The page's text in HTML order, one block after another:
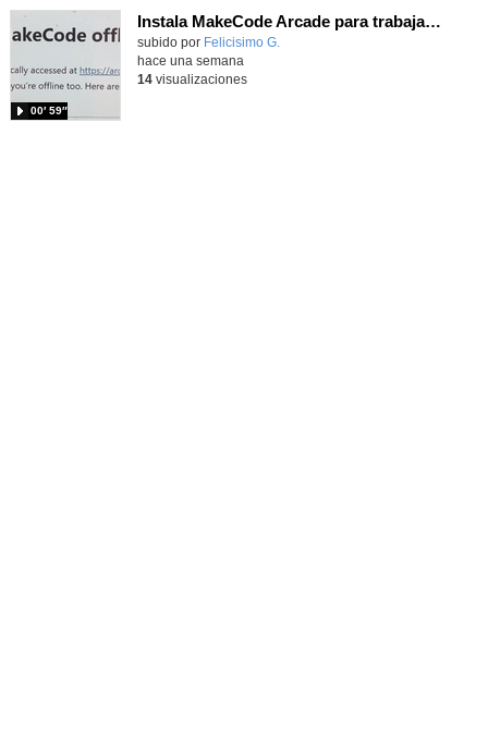
Instala MakeCode Arcade para trabajar offline en tu tablet, ordenador, Chromebook
Contenido educativo.
subido por Felicisimo G.
00′ 59″
hace una semana
14visualizaciones